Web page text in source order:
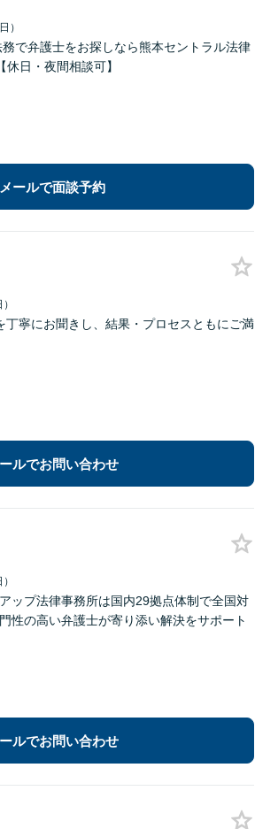
）
で弁護士をお探しなら熊本セントラル法律
日・夜間相談可】
メールで面談予約
丁寧にお聞きし、結果・プロセスともにご満
ルでお問い合わせ
ップ法律事務所は国内29拠点体制で全国対
性の高い弁護士が寄り添い解決をサポート
ルでお問い合わせ